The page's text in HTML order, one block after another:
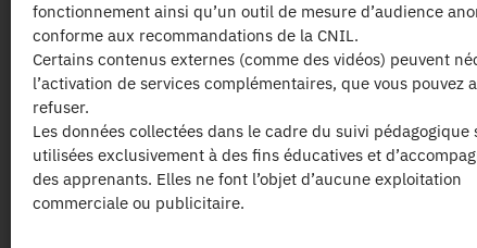
fonctionnement ainsi qu’un outil de mesure d’audience
conforme aux recommandations de la CNIL.
Certains contenus externes (comme des vidéos) peuvent
l’activation de services complémentaires, que vous pouvez
refuser.
Les données collectées dans le cadre du suivi pédagogique
utilisées exclusivement à des fins éducatives et
des apprenants. Elles ne font l’objet d’aucune exploitation
commerciale ou publicitaire.
Les
| Les contenus publiés sur ce site sont